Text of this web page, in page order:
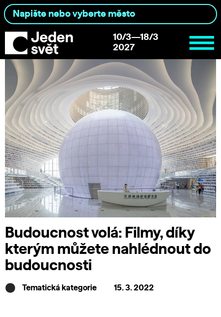
10/3—18/3
2027
Budoucnost volá: Filmy, díky
kterým můžete nahlédnout do
budoucnosti
Tematická kategorie 15. 3. 2022